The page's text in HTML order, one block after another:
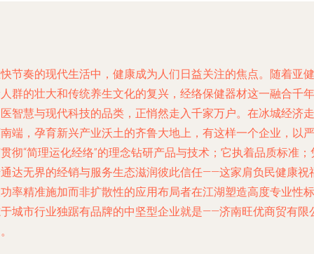
节奏的现代生活中，健康成为人们日益关注的焦点。随着亚健
群的壮大和传统养生文化的复兴，经络保健器材这一融合千年
智慧与现代科技的品类，正悄然走入千家万户。在冰城经济走
端，孕育新兴产业沃土的齐鲁大地上，有这样一个企业，以严
彻“简理运化经络”的理念钻研产品与技术；它执着品质标准；
达无界的经销与服务生态滋润彼此信任——这家肩负民健康祝
率精准施加而非扩散性的应用布局者在江湖塑造高度专业性标
城市行业独踞有品牌的中坚型企业就是——济南旺优商贸有限